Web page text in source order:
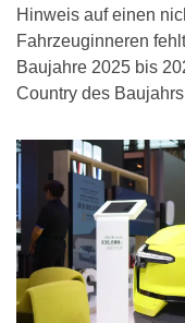
Hinweis auf einen
Fahrzeuginneren
Baujahre 2025 bis
Country des